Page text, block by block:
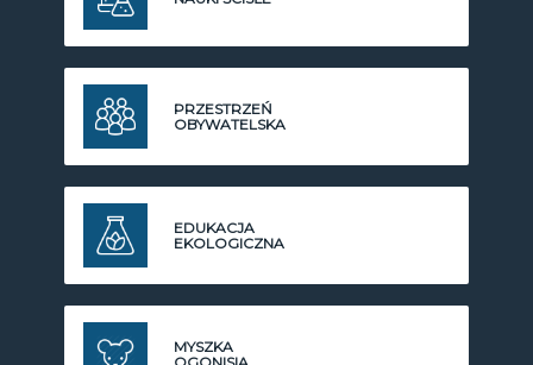
PRZESTRZEŃ
OBYWATELSKA
EDUKACJA
EKOLOGICZNA
MYSZKA